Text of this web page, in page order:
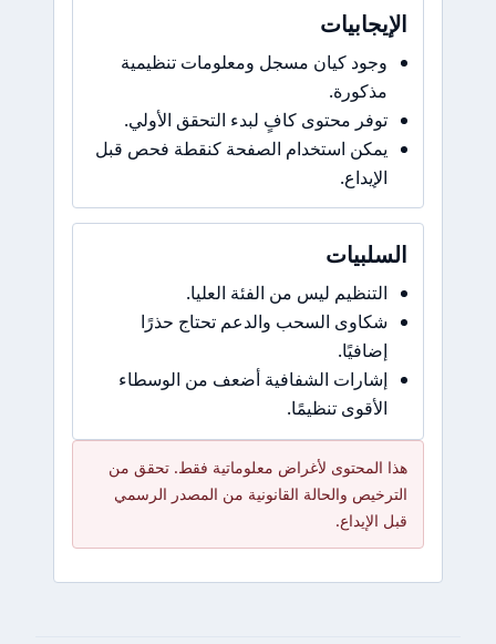
الإيجابيات
وجود كيان مسجل ومعلومات تنظيمية
مذكورة.
توفر محتوى كافٍ لبدء التحقق الأولي.
يمكن استخدام الصفحة كنقطة فحص قبل
الإيداع.
السلبيات
التنظيم ليس من الفئة العليا.
شكاوى السحب والدعم تحتاج حذرًا
إضافيًا.
إشارات الشفافية أضعف من الوسطاء
الأقوى تنظيمًا.
هذا المحتوى لأغراض معلوماتية فقط. تحقق من
الترخيص والحالة القانونية من المصدر الرسمي
قبل الإيداع.